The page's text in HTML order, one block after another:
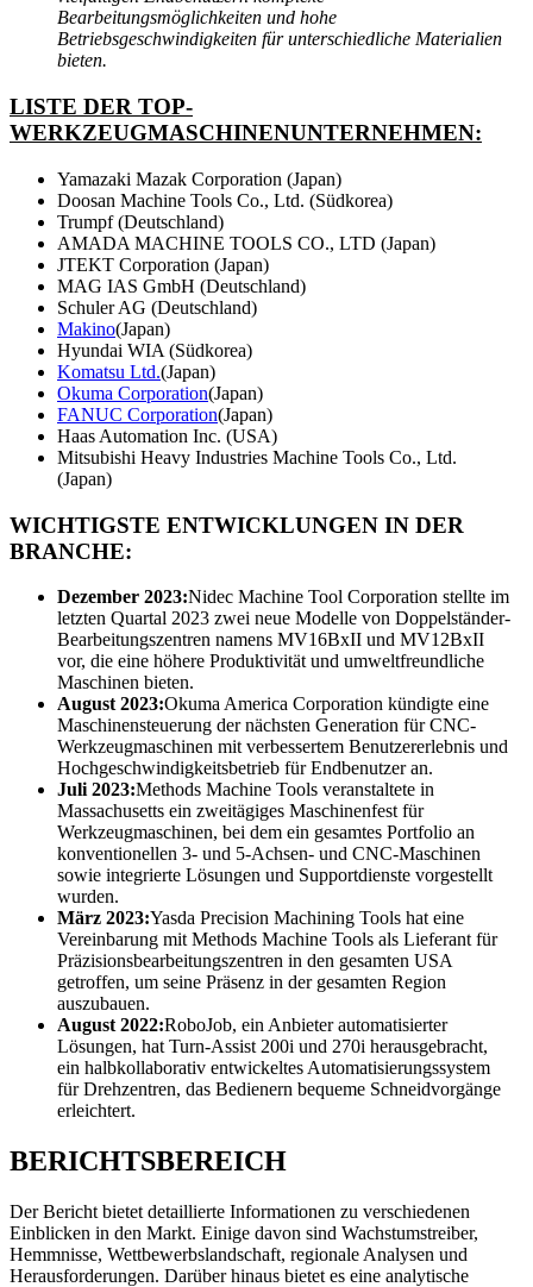
Bearbeitungsmöglichkeiten und hohe
Betriebsgeschwindigkeiten für unterschiedliche Materialien
bieten.
LISTE DER TOP-
WERKZEUGMASCHINENUNTERNEHMEN:
Yamazaki Mazak Corporation (Japan)
Doosan Machine Tools Co., Ltd. (Südkorea)
Trumpf (Deutschland)
AMADA MACHINE TOOLS CO., LTD (Japan)
JTEKT Corporation (Japan)
MAG IAS GmbH (Deutschland)
Schuler AG (Deutschland)
Makino(Japan)
Hyundai WIA (Südkorea)
Komatsu Ltd.(Japan)
Okuma Corporation(Japan)
FANUC Corporation(Japan)
Haas Automation Inc. (USA)
Mitsubishi Heavy Industries Machine Tools Co., Ltd.
(Japan)
WICHTIGSTE ENTWICKLUNGEN IN DER
BRANCHE:
Dezember 2023:Nidec Machine Tool Corporation stellte im
letzten Quartal 2023 zwei neue Modelle von Doppelständer-
Bearbeitungszentren namens MV16BxII und MV12BxII
vor, die eine höhere Produktivität und umweltfreundliche
Maschinen bieten.
August 2023:Okuma America Corporation kündigte eine
Maschinensteuerung der nächsten Generation für CNC-
Werkzeugmaschinen mit verbessertem Benutzererlebnis und
Hochgeschwindigkeitsbetrieb für Endbenutzer an.
Juli 2023:Methods Machine Tools veranstaltete in
Massachusetts ein zweitägiges Maschinenfest für
Werkzeugmaschinen, bei dem ein gesamtes Portfolio an
konventionellen 3- und 5-Achsen- und CNC-Maschinen
sowie integrierte Lösungen und Supportdienste vorgestellt
wurden.
März 2023:Yasda Precision Machining Tools hat eine
Vereinbarung mit Methods Machine Tools als Lieferant für
Präzisionsbearbeitungszentren in den gesamten USA
getroffen, um seine Präsenz in der gesamten Region
auszubauen.
August 2022:RoboJob, ein Anbieter automatisierter
Lösungen, hat Turn-Assist 200i und 270i herausgebracht,
ein halbkollaborativ entwickeltes Automatisierungssystem
für Drehzentren, das Bedienern bequeme Schneidvorgänge
erleichtert.
BERICHTSBEREICH
Der Bericht bietet detaillierte Informationen zu verschiedenen
Einblicken in den Markt. Einige davon sind Wachstumstreiber,
Hemmnisse, Wettbewerbslandschaft, regionale Analysen und
Herausforderungen. Darüber hinaus bietet es eine analytische